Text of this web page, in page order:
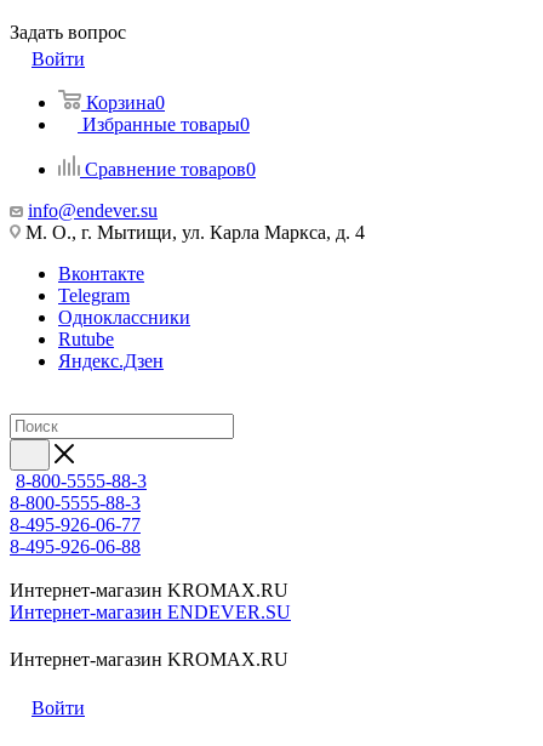
Задать вопрос
Войти
Корзина0
Избранные товары0
Сравнение товаров0
info@endever.su
М. О., г. Мытищи, ул. Карла Маркса, д. 4
Вконтакте
Telegram
Одноклассники
Rutube
Яндекс.Дзен
8-800-5555-88-3
8-800-5555-88-3
8-495-926-06-77
8-495-926-06-88
Интернет-магазин KROMAX.RU
Интернет-магазин ENDEVER.SU
Интернет-магазин KROMAX.RU
Войти